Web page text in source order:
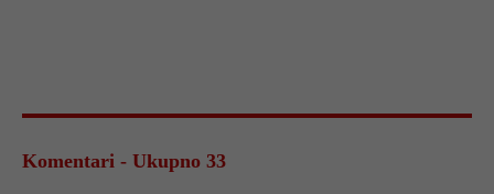
Komentari - Ukupno 33